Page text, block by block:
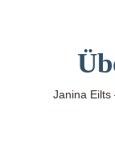
Janina Eilts